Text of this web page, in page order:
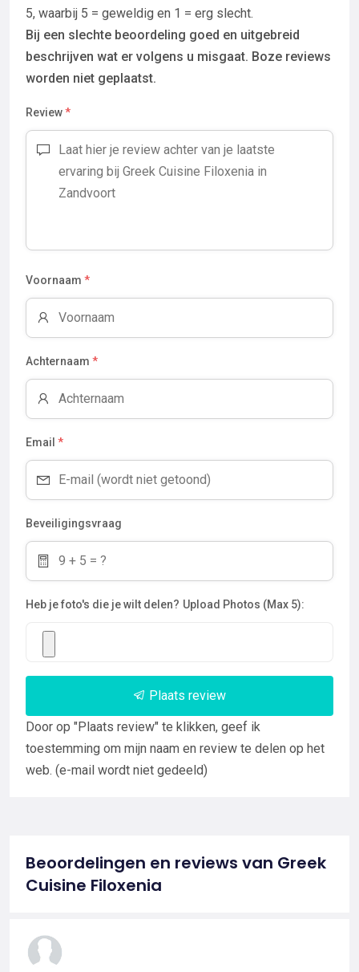
5, waarbij 5 = geweldig en 1 = erg slecht.
Bij een slechte beoordeling goed en uitgebreid
beschrijven wat er volgens u misgaat. Boze reviews
worden niet geplaatst.
Review*
Voornaam *
Achternaam *
Email *
Beveiligingsvraag
Heb je foto's die je wilt delen? Upload Photos (Max 5):
Plaats review
Door op "Plaats review" te klikken, geef ik
toestemming om mijn naam en review te delen op het
web. (e-mail wordt niet gedeeld)
Beoordelingen en reviews van Greek
Cuisine Filoxenia